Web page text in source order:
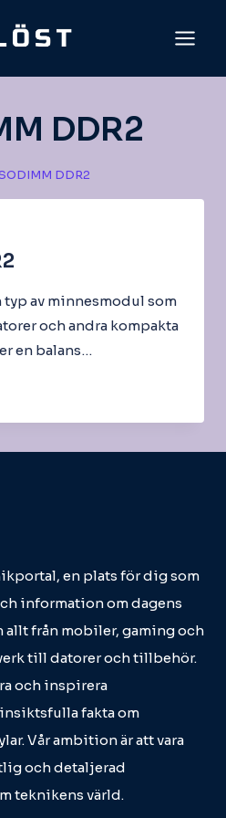
DDR2
DDR2
typ av minnesmodul som
och andra kompakta
en balans…
en plats för dig som
information om dagens
allt från mobiler, gaming och
till datorer och tillbehör.
och inspirera
fakta om
Vår ambition är att vara
och detaljerad
teknikens värld.